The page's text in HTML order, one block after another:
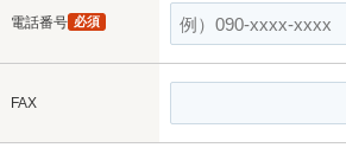
電話番号 必須
FAX